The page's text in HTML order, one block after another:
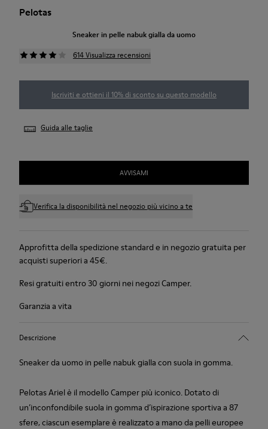
Pelotas
Sneaker in pelle nabuk gialla da uomo
614 Visualizza recensioni
Iscriviti e ottieni il 10% di sconto su questo modello
Guida alle taglie
AVVISAMI
Verifica la disponibilità nel negozio più vicino a te
Approfitta della spedizione standard e in negozio gratuita per
acquisti superiori a 45€.
Resi gratuiti entro 30 giorni nei negozi Camper.
Garanzia a vita
Descrizione
Sneaker da uomo in pelle nabuk gialla con suola in gomma.
Pelotas Ariel è il modello Camper più iconico. Dotato di
un’inconfondibile suola in gomma d’ispirazione sportiva a 87
sfere, ciascun esemplare è realizzato a mano da pelli europee